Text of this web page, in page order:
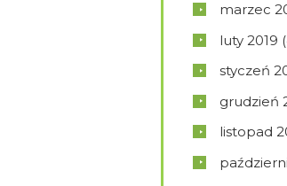
marzec
luty 2019
styczeń
grudzień
listopad